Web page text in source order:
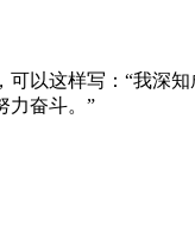
以这样写：“我深
力奋斗。”